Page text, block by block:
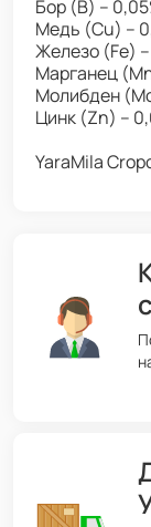
Бор (B) –
Медь (Cu) –
Железо (Fe)
Марганец
Молибден
Цинк (Zn) –
YaraMila